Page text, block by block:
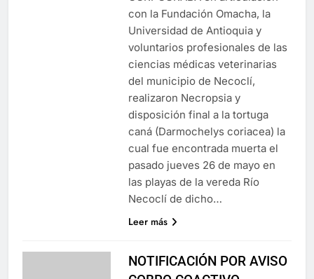
con la Fundación Omacha, la
Universidad de Antioquia y
voluntarios profesionales de las
ciencias médicas veterinarias
del municipio de Necoclí,
realizaron Necropsia y
disposición final a la tortuga
caná (Darmochelys coriacea) la
cual fue encontrada muerta el
pasado jueves 26 de mayo en
las playas de la vereda Río
Necoclí de dicho…
Leer más
NOTIFICACIÓN POR AVISO